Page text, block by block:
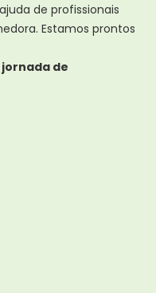
de profissionais
Estamos prontos
de